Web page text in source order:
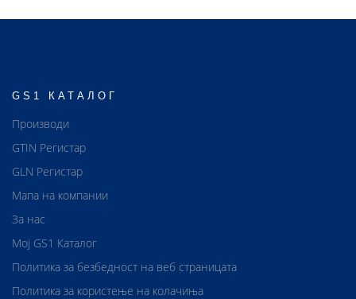
GS1 КАТАЛОГ
Производи
GTIN Регистар
GLN Регистар
Мапа на компании
За нас
Мој GS1 Каталог
Политика за безбедност на веб страницата
Политика за користење на колачиња